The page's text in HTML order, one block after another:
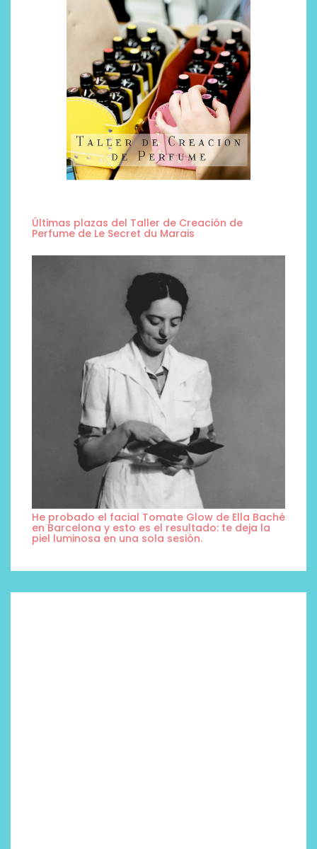
Últimas plazas del Taller de Creación de
Perfume de Le Secret du Marais
He probado el facial Tomate Glow de Ella Baché
en Barcelona y esto es el resultado: te deja la
piel luminosa en una sola sesión.